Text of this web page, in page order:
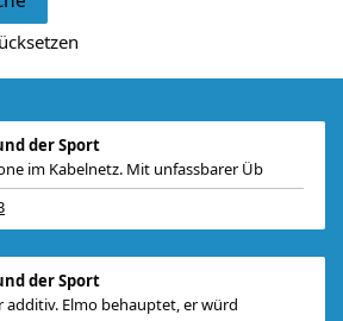
der Sport
im Kabelnetz. Mit unfassbarer Üb
der Sport
additiv. Elmo behauptet, er würd